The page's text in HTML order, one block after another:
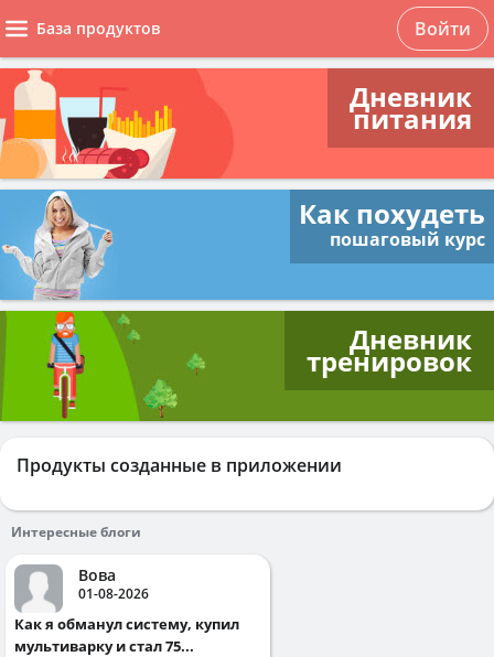
База продуктов Войти
Дневник
питания
Как похудеть
пошаговый курс
Дневник
тренировок
Продукты созданные в приложении
Интересные блоги
Вова
01-08-2026
Как я обманул систему, купил
мультиварку и стал 75...